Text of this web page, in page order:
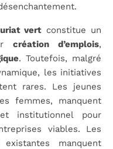
vert constitue un
création d’emplois,
. Toutefois, malgré
les initiatives
rares. Les jeunes
femmes, manquent
institutionnel pour
viables. Les
existantes manquent